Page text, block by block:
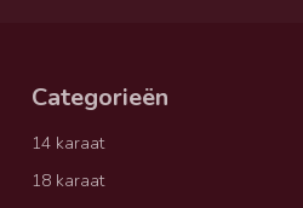
Categorieën
14 karaat
18 karaat